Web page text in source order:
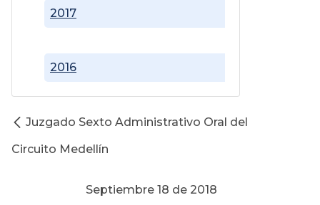
2016
2017
Juzgado Sexto Administrativo Oral del
Circuito Medellín
Septiembre 18 de 2018